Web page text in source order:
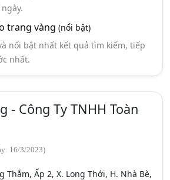
trang vàng (nổi bật)
nổi bật nhất kết quả tìm kiếm, tiếp
nhất.
- Công Ty TNHH Toàn
16/3/2023)
Thắm, Ấp 2, X. Long Thới, H. Nhà Bè,